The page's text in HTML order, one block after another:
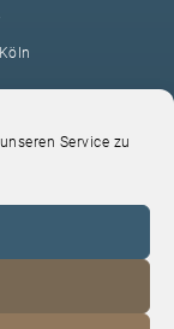
Service zu